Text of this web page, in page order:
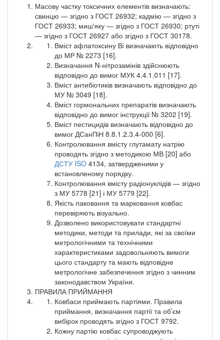
Масову частку токсичних елементів визначають:
свинцю — згідно з ГОСТ 26932; кадмію — згідно з
ГОСТ 26933; миш'яку — згідно з ГОСТ 26930; ртуті
— згідно з ГОСТ 26927 або згідно з ГОСТ 30178.
Вміст афлатоксину Ві визначають відповідно
до МР № 2273 [16].
Визначання N-нітрозамінів здійснюють
відповідно до вимог МУК 4.4.1.011 [17].
Вміст антибіотиків визначають відповідно до
МУ № 3049 [18].
Вміст гормональних препаратів визначають
відповідно до вимог інструкції № 3202 [19].
Вміст пестицидів визначають відповідно до
вимог ДСанПіН 8.8.1.2.3.4-000 [6].
Контролювання вмісту глутамату натрію
проводять згідно з методикою МВ [20] або
ДСТУ ISO 4134, затвердженими у
встановленому порядку.
Контролювання вмісту радіонуклідів — згідно
з МУ 5778 [21] і МУ 5779 [22].
Якість паковання та марковання ковбас
перевіряють візуально.
Дозволено використовувати стандартні
методики, методи та прилади, які за своїми
метрологічними та технічними
характеристиками задовольняють вимоги
цього стандарту та мають відповідне
метрологічне забезпечення згідно з чинним
законодавством України.
ПРАВИЛА ПРИЙМАННЯ
Ковбаси приймають партіями. Правила
приймання, визначання партії та об’єм
вибірок проводять згідно з ГОСТ 9792.
Кожну партію ковбас супроводжують